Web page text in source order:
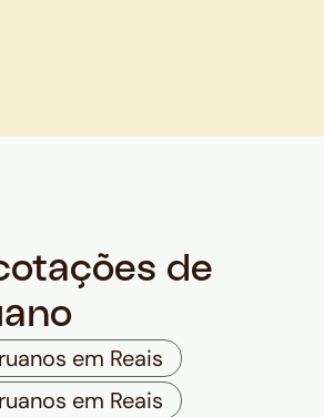
de
em Reais
em Reais